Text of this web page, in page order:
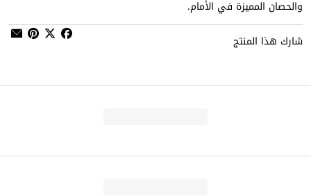
والحصان المميزة في الأمام.
شارك هذا المنتج